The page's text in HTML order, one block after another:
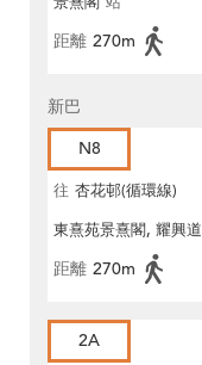
距離 270m
新巴
N8
往 杏花邨(循環線)
東熹苑景熹閣, 耀興道
距離 270m
2A